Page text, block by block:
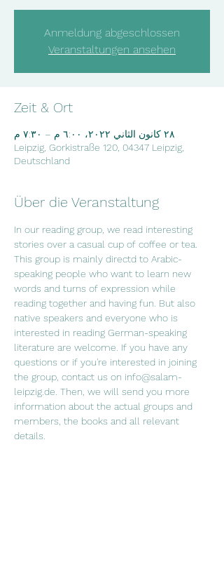
Anmeldung abgeschlossen
Veranstaltungen ansehen
Zeit & Ort
٢٨ كانون الثاني ٢٠٢٢، ٦:٠٠ م – ٧:٣٠ م
Leipzig, Gorkistraße 120, 04347 Leipzig,
Deutschland
Über die Veranstaltung
In our reading group, we read interesting
stories over a casual cup of coffee or tea.
This group is mainly directd to Arabic-
speaking people who want to learn new
words and turns of expression while
reading together and having fun. But also
native speakers and everyone who is
interested in reading German-speaking
literature are welcome. If you have any
questions or if you're interested in joining
the group, contact us on info@salam-
leipzig.de. Then, we will send you more
information about the actual groups and
members, the books and all relevant
details.